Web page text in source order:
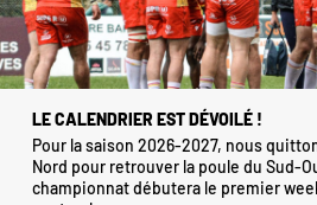
LE CALENDRIER EST DÉVOILÉ !
Pour la saison 2026-2027, nous
Nord pour retrouver la poule du Sud-
championnat débutera le premier